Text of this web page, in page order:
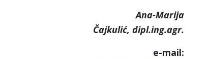
Ana-Marija
Čajkulić, dipl.ing.agr.